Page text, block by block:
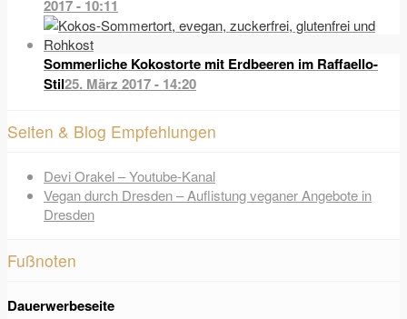
2017 - 10:11
Sommerliche Kokostorte mit Erdbeeren im Raffaello-
Stil25. März 2017 - 14:20
Seiten & Blog Empfehlungen
Devi Orakel – Youtube-Kanal
Vegan durch Dresden – Auflistung veganer Angebote in
Dresden
Fußnoten
Dauerwerbeseite